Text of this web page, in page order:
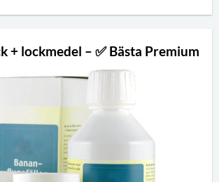
+ lockmedel – ✅ Bästa Premium